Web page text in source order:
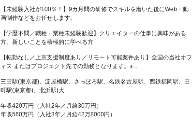
【未経験入社が100％！】9カ月間の研修でスキルを磨いた後にWeb・動
画制作などをお任せします。
【学歴不問／職種・業種未経験歓迎】クリエイターの仕事に興味がある
方、新しいことを積極的に学べる方
【転勤なし／上京支援制度あり／リモート可能案件あり】全国の当社オフ
ィス またはプロジェクト先での勤務となります。※...
三田駅(東京都)、淀屋橋駅、さっぽろ駅、名鉄名古屋駅、西鉄福岡駅、田
町駅(東京都)、北浜駅(大...
年収420万円（入社2年／月給30万円）
年収560万円（入社3年／月給42万8000円）